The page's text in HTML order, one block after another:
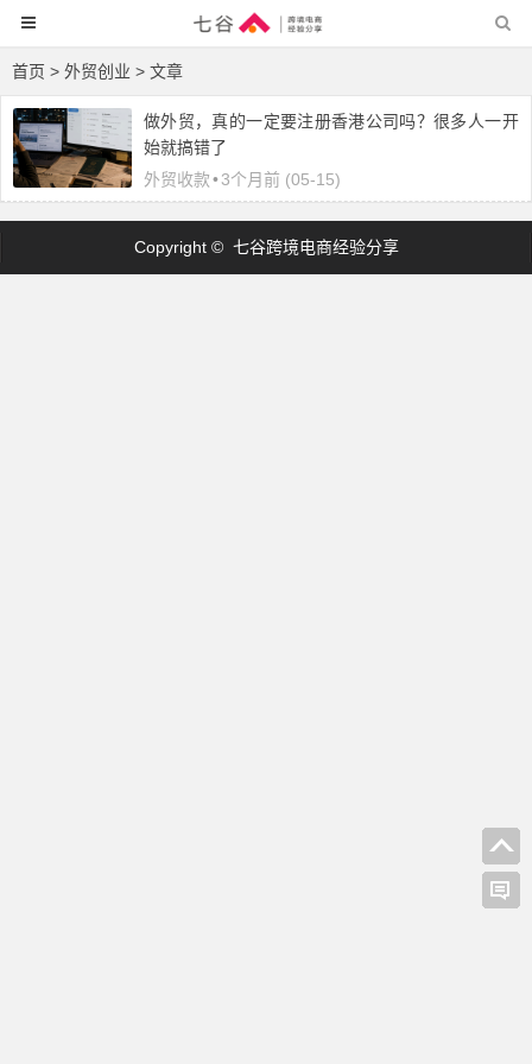
首页 > 外贸创业 > 文章
做外贸，真的一定要注册香港公司吗？很多人一开
始就搞错了
外贸收款•3个月前 (05-15)
Copyright © 七谷跨境电商经验分享